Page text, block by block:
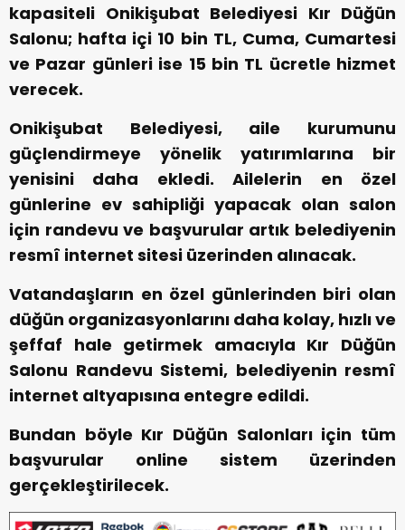
kapasiteli Onikişubat Belediyesi Kır Düğün
Salonu; hafta içi 10 bin TL, Cuma, Cumartesi
ve Pazar günleri ise 15 bin TL ücretle hizmet
verecek.
Onikişubat Belediyesi, aile kurumunu
güçlendirmeye yönelik yatırımlarına bir
yenisini daha ekledi. Ailelerin en özel
günlerine ev sahipliği yapacak olan salon
için randevu ve başvurular artık belediyenin
resmî internet sitesi üzerinden alınacak.
Vatandaşların en özel günlerinden biri olan
düğün organizasyonlarını daha kolay, hızlı ve
şeffaf hale getirmek amacıyla Kır Düğün
Salonu Randevu Sistemi, belediyenin resmî
internet altyapısına entegre edildi.
Bundan böyle Kır Düğün Salonları için tüm
başvurular online sistem üzerinden
gerçekleştirilecek.